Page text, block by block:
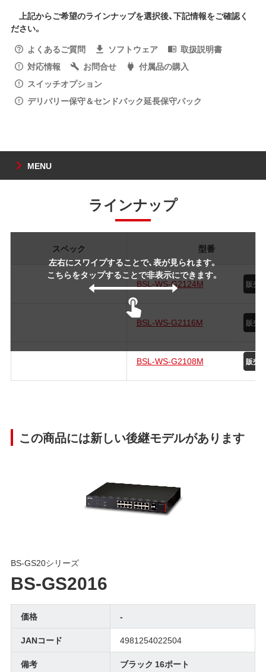
上記からご希望のラインナップを選択後、下記情報をご確認く
ださい。
よくあるご質問
ソフトウェア
取扱説明書
対応情報
お問合せ
付属品の購入
スイッチオプション
デリバリー保守＆センドバック延長保守パック
MENU
ラインナップ
左右にスワイプすることで、表が見られます。
こちらをタップすることで非表示にできます。
スペック 型番
BSL-WS-G2124M
BSL-WS-G2116M
BSL-WS-G2108M
この商品には新しい後継モデルがあります
BS-GS20シリーズ
BS-GS2016
価格
-
JANコード
4981254022504
備考
ブラック 16ポート